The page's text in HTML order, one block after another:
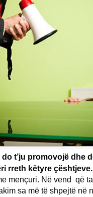
t’ju promovojë dhe
rreth këtyre
mençuri. Në vend që
sa më të shpejtë në